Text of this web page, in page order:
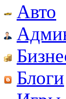
Авто
Блоги